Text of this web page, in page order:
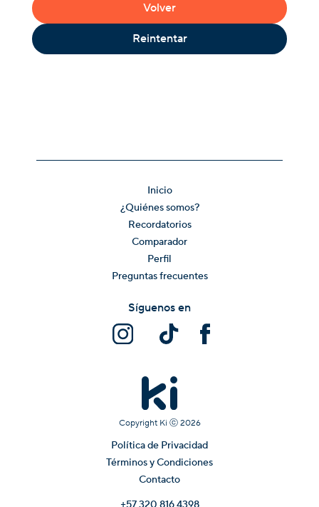
Volver
Reintentar
Inicio
¿Quiénes somos?
Recordatorios
Comparador
Perfil
Preguntas frecuentes
Copyright Ki ⓒ 2026
Política de Privacidad
Términos y Condiciones
Contacto
Síguenos en